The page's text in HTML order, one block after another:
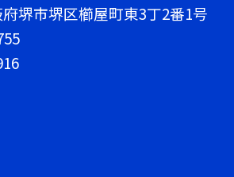
府堺市堺区櫛屋町東3丁2番1号